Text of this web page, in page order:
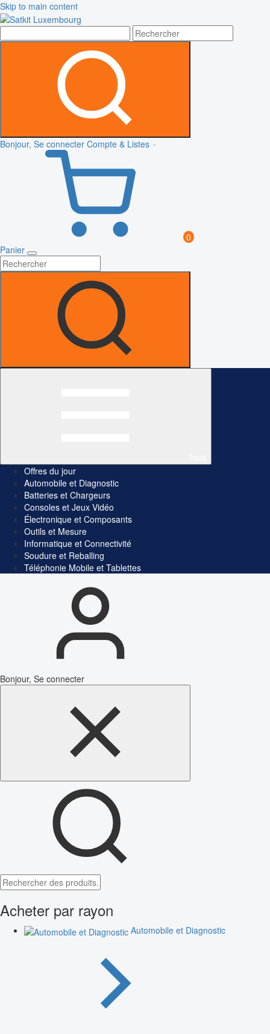
Skip to main content
Bonjour, Se connecter Compte & Listes
0
Panier
Offres du jour
Automobile et Diagnostic
Batteries et Chargeurs
Consoles et Jeux Vidéo
Électronique et Composants
Outils et Mesure
Informatique et Connectivité
Soudure et Reballing
Téléphonie Mobile et Tablettes
Bonjour, Se connecter
Acheter par rayon
Automobile et Diagnostic